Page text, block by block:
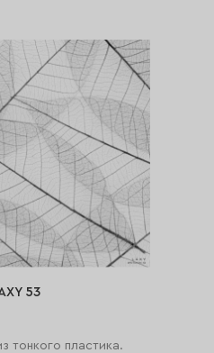
53
тонкого пластика.